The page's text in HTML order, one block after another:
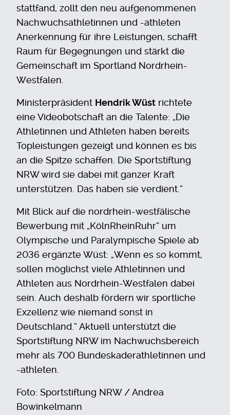
stattfand, zollt den neu aufgenommenen
Nachwuchsathletinnen und -athleten
Anerkennung für ihre Leistungen, schafft
Raum für Begegnungen und stärkt die
Gemeinschaft im Sportland Nordrhein-
Westfalen.
Ministerpräsident Hendrik Wüst richtete
eine Videobotschaft an die Talente: „Die
Athletinnen und Athleten haben bereits
Topleistungen gezeigt und können es bis
an die Spitze schaffen. Die Sportstiftung
NRW wird sie dabei mit ganzer Kraft
unterstützen. Das haben sie verdient.“
Mit Blick auf die nordrhein-westfälische
Bewerbung mit „KölnRheinRuhr“ um
Olympische und Paralympische Spiele ab
2036 ergänzte Wüst: „Wenn es so kommt,
sollen möglichst viele Athletinnen und
Athleten aus Nordrhein-Westfalen dabei
sein. Auch deshalb fördern wir sportliche
Exzellenz wie niemand sonst in
Deutschland.“ Aktuell unterstützt die
Sportstiftung NRW im Nachwuchsbereich
mehr als 700 Bundeskaderathletinnen und
-athleten.
Foto: Sportstiftung NRW / Andrea
Bowinkelmann